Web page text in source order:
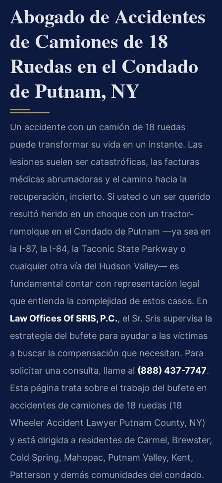
Abogado de Accidentes
de Camiones de 18
Ruedas en el Condado
de Putnam, NY
Un accidente con un camión de 18 ruedas
puede transformar su vida en un instante. Las
lesiones suelen ser catastróficas, las facturas
médicas abrumadoras y el camino hacia la
recuperación, incierto. Si usted o un ser querido
resultó herido en un choque con un tractor-
remolque en el Condado de Putnam —ya sea en
la I-87, la I-84, la Taconic State Parkway o
cualquier otra vía del Hudson Valley— es
fundamental contar con representación legal
que entienda la complejidad de estos casos. En
Law Offices Of SRIS, P.C., el Sr. Sris supervisa la
estrategia del bufete para ayudar a las víctimas
a buscar la compensación que necesitan. Para
solicitar una consulta, llame al (888) 437-7747.
Esta página trata sobre el trabajo del bufete en
accidentes de camiones de 18 ruedas (18
Wheeler Accident Lawyer Putnam County, NY)
y está dirigida a residentes de Carmel, Brewster,
Cold Spring, Mahopac, Putnam Valley, Kent,
Patterson y demás comunidades del condado.